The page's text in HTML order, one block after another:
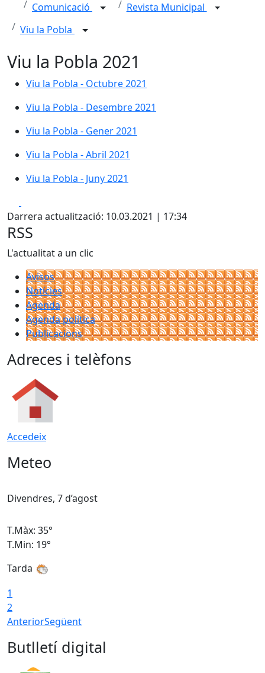
Comunicació
Revista Municipal
Viu la Pobla
Viu la Pobla 2021
Viu la Pobla - Octubre 2021
Viu la Pobla - Desembre 2021
Viu la Pobla - Gener 2021
Viu la Pobla - Abril 2021
Viu la Pobla - Juny 2021
Darrera actualització: 10.03.2021 | 17:34
RSS
L'actualitat a un clic
Avisos
Notícies
Agenda
Agenda política
Publicacions
Adreces i telèfons
Accedeix
Meteo
Divendres, 7 d’agost
T.Màx: 35°
T.Min: 19°
Tarda
1
2
AnteriorSegüent
Butlletí digital